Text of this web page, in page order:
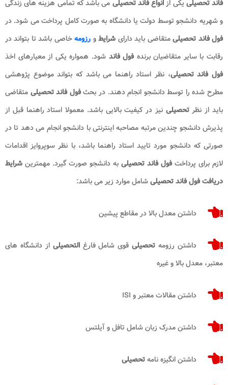
فاند تحصیلی یکی ازانواعفاند تحصیلی می باشد که تمامی هزینه های زندگی
و شهریه دانشجو توسط دولت یا دانشگاه به صورت کامل پرداخت می شود. در
فول فاند تحصیلیمتقاضی باید دارای شرایطو رزومهخاصی باشد تا بتواند در
رقابت با سایر متقاضیان برندهفول فاند شود. همواره یکی از معیارهای اخذ
فول فاند تحصیلی، نظر استاد راهنما می باشد که بتواند موضوع پژوهشی
مطرح شده را توسط دانشجو انجام دهند. در بحثفول فاند تحصیلی متقاضی
باید از نظرتحصیلی نیز در کیفیت بالایی باشد. معمولا استاد راهنما قبل از
پذیرش دانشجو چندین مرتبه مصاحبه اینترنتی با دانشجو انجام می دهد تا در
صورتی که دانشجو مورد تایید استاد راهنما باشد، با نظر سوپروایز اقدامات
لازم برای پرداختفول فاند تحصیلی به دانشجو صورت گیرد. مهمترین شرایط
دریافت فول فاند تحصیلیشامل موارد زیر می باشد:
داشتن معدل بالا در مقاطع پیشین
داشتن رزومه تحصیلیقوی شامل فارغالتحصیلی از دانشگاه های
معتبر، معدل بالا و غیره
داشتن مقالات معتبر و ISI
داشتن مدرک زبان شامل تافل و آیلتس
داشتن انگیزه نامهتحصیلی